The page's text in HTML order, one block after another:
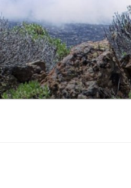
Inhalt
springen